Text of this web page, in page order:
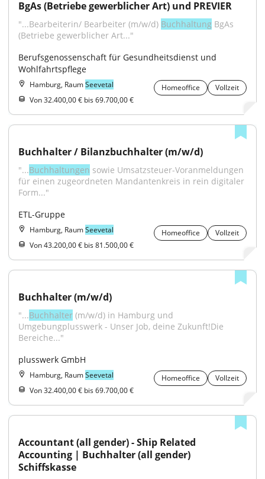
BgAs (Betriebe gewerblicher Art) und PREVIER
"...Bearbeiterin/ Bearbeiter (m/w/d) Buchhaltung BgAs
(Betriebe gewerblicher Art..."
Berufsgenossenschaft für Gesundheitsdienst und
Wohlfahrtspflege
Hamburg, RaumSeevetal Homeoffice
Vollzeit
Von 32.400,00 € bis 69.700,00 €
Buchhalter / Bilanzbuchhalter (m/w/d)
"...Buchhaltungen sowie Umsatzsteuer-Voranmeldungen
für einen zugeordneten Mandantenkreis in rein digitaler
Form..."
ETL-Gruppe
Hamburg, RaumSeevetal Homeoffice
Vollzeit
Von 43.200,00 € bis 81.500,00 €
Buchhalter (m/w/d)
"...Buchhalter (m/w/d) in Hamburg und
Umgebungplusswerk - Unser Job, deine Zukunft!Die
Bereiche..."
plusswerk GmbH
Hamburg, RaumSeevetal Homeoffice
Vollzeit
Von 32.400,00 € bis 69.700,00 €
Accountant (all gender) - Ship Related
Accounting | Buchhalter (all gender)
Schiffskasse